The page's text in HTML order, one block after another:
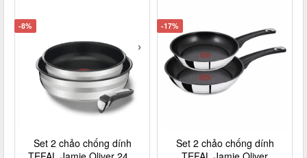
-8%
Set 2 chảo chống dính
-17%
Set 2 chảo chống dính